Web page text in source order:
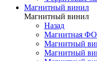
Магнитный винил
Магнитный винил
Назад
Магнитная
Магнитный
Магнитный